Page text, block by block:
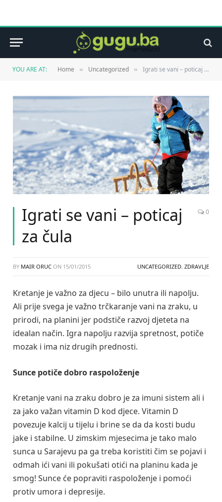
YOU ARE AT: Home » Uncategorized » Igrati se vani – poticaj za čula
Igrati se vani – poticaj
za čula
0
BY MAIR ORUC ON 15/01/2015 UNCATEGORIZED, ZDRAVLJE
Kretanje je važno za djecu – bilo unutra ili napolju.
Ali prije svega je važno trčkaranje vani na zraku, u
prirodi, na planini jer podstiče razvoj djeteta na
idealan način. Igra napolju razvija spretnost, potiče
mozak i ima niz drugih prednosti.
Sunce potiče dobro raspoloženje
Kretanje vani na zraku dobro je za imuni sistem ali i
za jako važan vitamin D kod djece. Vitamin D
povezuje kalcij u tijelu i brine se da da kosti budu
jake i stabilne. U zimskim mjesecima je tako malo
sunca u Sarajevu pa ga treba koristiti čim se pojavi i
odmah ići vani ili pokušati otići na planinu kada je
smog! Sunce će popraviti raspoloženje i pomoći
protiv umora i depresije.